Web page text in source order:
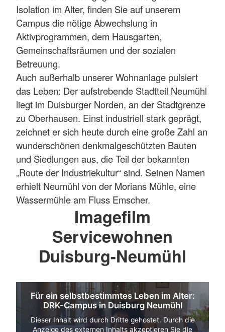
Isolation im Alter, finden Sie auf unserem
Campus die nötige Abwechslung in
Aktivprogrammen, dem Hausgarten,
Gemeinschaftsräumen und der sozialen
Betreuung.
Auch außerhalb unserer Wohnanlage pulsiert
das Leben: Der aufstrebende Stadtteil Neumühl
liegt im Duisburger Norden, an der Stadtgrenze
zu Oberhausen. Einst industriell stark geprägt,
zeichnet er sich heute durch eine große Zahl an
wunderschönen denkmalgeschützten Bauten
und Siedlungen aus, die Teil der bekannten
„Route der Industriekultur“ sind. Seinen Namen
erhielt Neumühl von der Morians Mühle, eine
Wassermühle am Fluss Emscher.
Imagefilm
Servicewohnen
Duisburg-Neumühl
Für ein selbstbestimmtes Leben im Alter:
DRK-Campus in Duisburg Neumühl
Dieser Inhalt wird durch Dritte gehostet. Durch die
Anzeige des externen Inhalts akzeptieren Sie die